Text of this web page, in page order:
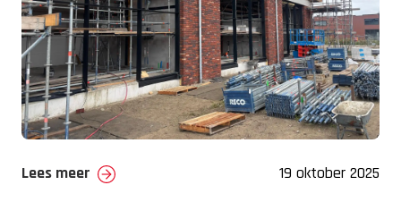
Lees meer 19 oktober 2025